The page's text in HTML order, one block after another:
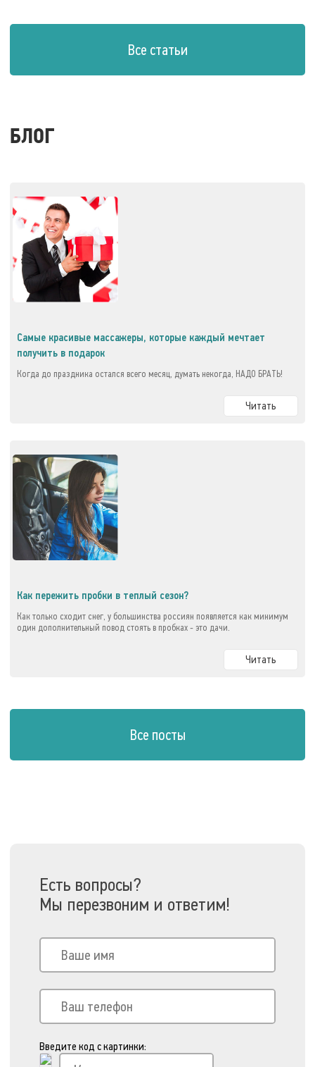
Все статьи
БЛОГ
Самые красивые массажеры, которые каждый мечтает
получить в подарок
Когда до праздника остался всего месяц, думать некогда, НАДО БРАТЬ!
Читать
Как пережить пробки в теплый сезон?
Как только сходит снег, у большинства россиян появляется как минимум
один дополнительный повод стоять в пробках - это дачи.
Читать
Все посты
Есть вопросы?
Мы перезвоним и ответим!
Введите код с картинки: